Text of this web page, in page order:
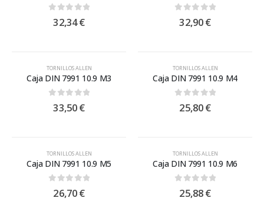
0out of 5
32,34€ 0out of 5
32,90€
TORNILLOS ALLEN
Caja DIN 7991 10.9 M3
0out of 5
33,50€
TORNILLOS ALLEN
Caja DIN 7991 10.9 M4
out of 5
25,80€
TORNILLOS ALLEN
Caja DIN 7991 10.9 M5
out of 5
26,70€
TORNILLOS ALLEN
Caja DIN 7991 10.9 M6
out of 5
25,88€